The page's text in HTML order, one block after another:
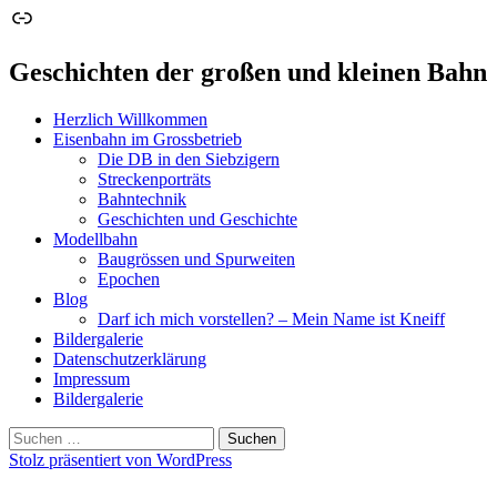
Link
Geschichten der großen und kleinen Bahn
Herzlich Willkommen
Eisenbahn im Grossbetrieb
Die DB in den Siebzigern
Streckenporträts
Bahntechnik
Geschichten und Geschichte
Modellbahn
Baugrössen und Spurweiten
Epochen
Blog
Darf ich mich vorstellen? – Mein Name ist Kneiff
Bildergalerie
Datenschutzerklärung
Impressum
Bildergalerie
Suchen
nach:
Stolz präsentiert von WordPress